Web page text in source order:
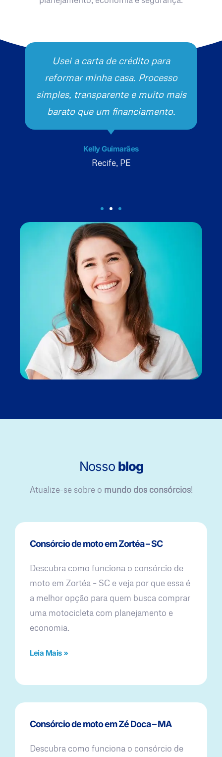
Usei a carta de crédito para
reformar minha casa. Processo
simples, transparente e muito mais
barato que um financiamento.
Kelly Guimarães
Recife, PE
Nosso blog
Atualize-se sobre o mundo dos consórcios!
Consórcio de moto em Zortéa – SC
Descubra como funciona o consórcio de
moto em Zortéa – SC e veja por que essa é
a melhor opção para quem busca comprar
uma motocicleta com planejamento e
economia.
Leia Mais »
Consórcio de moto em Zé Doca – MA
Descubra como funciona o consórcio de